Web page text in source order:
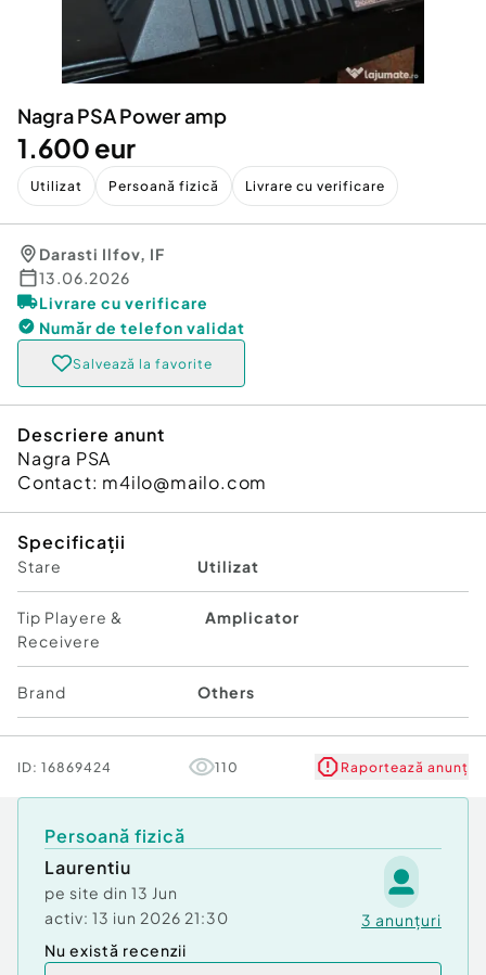
Animale de companie
Afaceri și echipamente profesionale
Inchiriere Bunuri si Vehicule
Utilaje agricole si industriale
Piese auto si accesorii
Dacia Duster
Nagra PSA Power amp
1.600 eur
Utilizat Persoană fizică Livrare cu verificare
Darasti Ilfov, IF
13.06.2026
Livrare cu verificare
Număr de telefon validat
Salvează la favorite
Descriere anunt
Nagra PSA
Contact: m4ilo@mailo.com
Specificații
Stare Utilizat
Tip Playere &
Receivere
Amplicator
Brand Others
ID: 16869424 110 Raportează anunț
Persoană fizică
Laurentiu
pe site din 13 Jun
activ: 13 iun 2026 21:30 3 anunțuri
Nu există recenzii